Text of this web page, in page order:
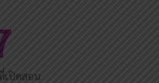
เปิดสอน